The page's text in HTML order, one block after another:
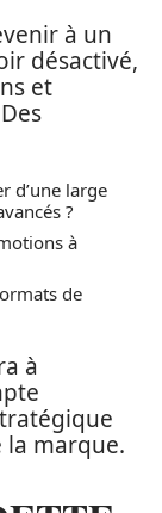
à un
désactivé,
et
d’une large
?
à
de
à
la marque.